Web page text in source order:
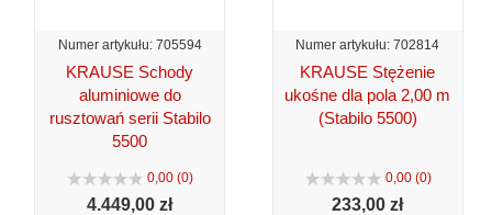
Numer artykułu: 705594
KRAUSE Schody
aluminiowe do
rusztowań serii Stabilo
5500
0,00 (0)
4.449,00 zł
Numer artykułu: 702814
KRAUSE Stężenie
ukośne dla pola 2,00 m
(Stabilo 5500)
0,00 (0)
233,00 zł